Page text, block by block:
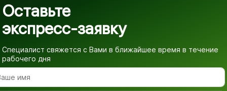
Оставьте
экспресс-заявку
Специалист свяжется с Вами в ближайшее время в течение
рабочего дня